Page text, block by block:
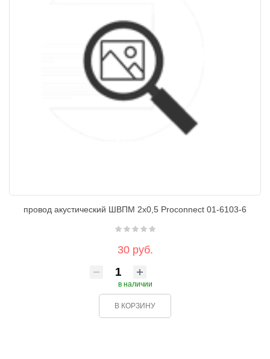
провод акустический ШВПМ 2х0,5 Proconnect 01-6103-6
30 руб.
в наличии
В КОРЗИНУ